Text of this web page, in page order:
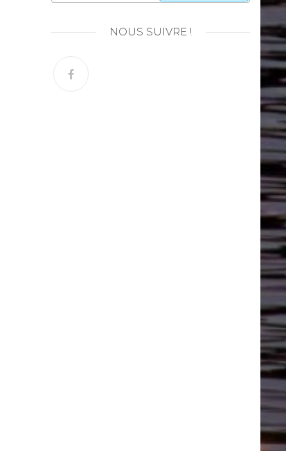
NOUS SUIVRE !